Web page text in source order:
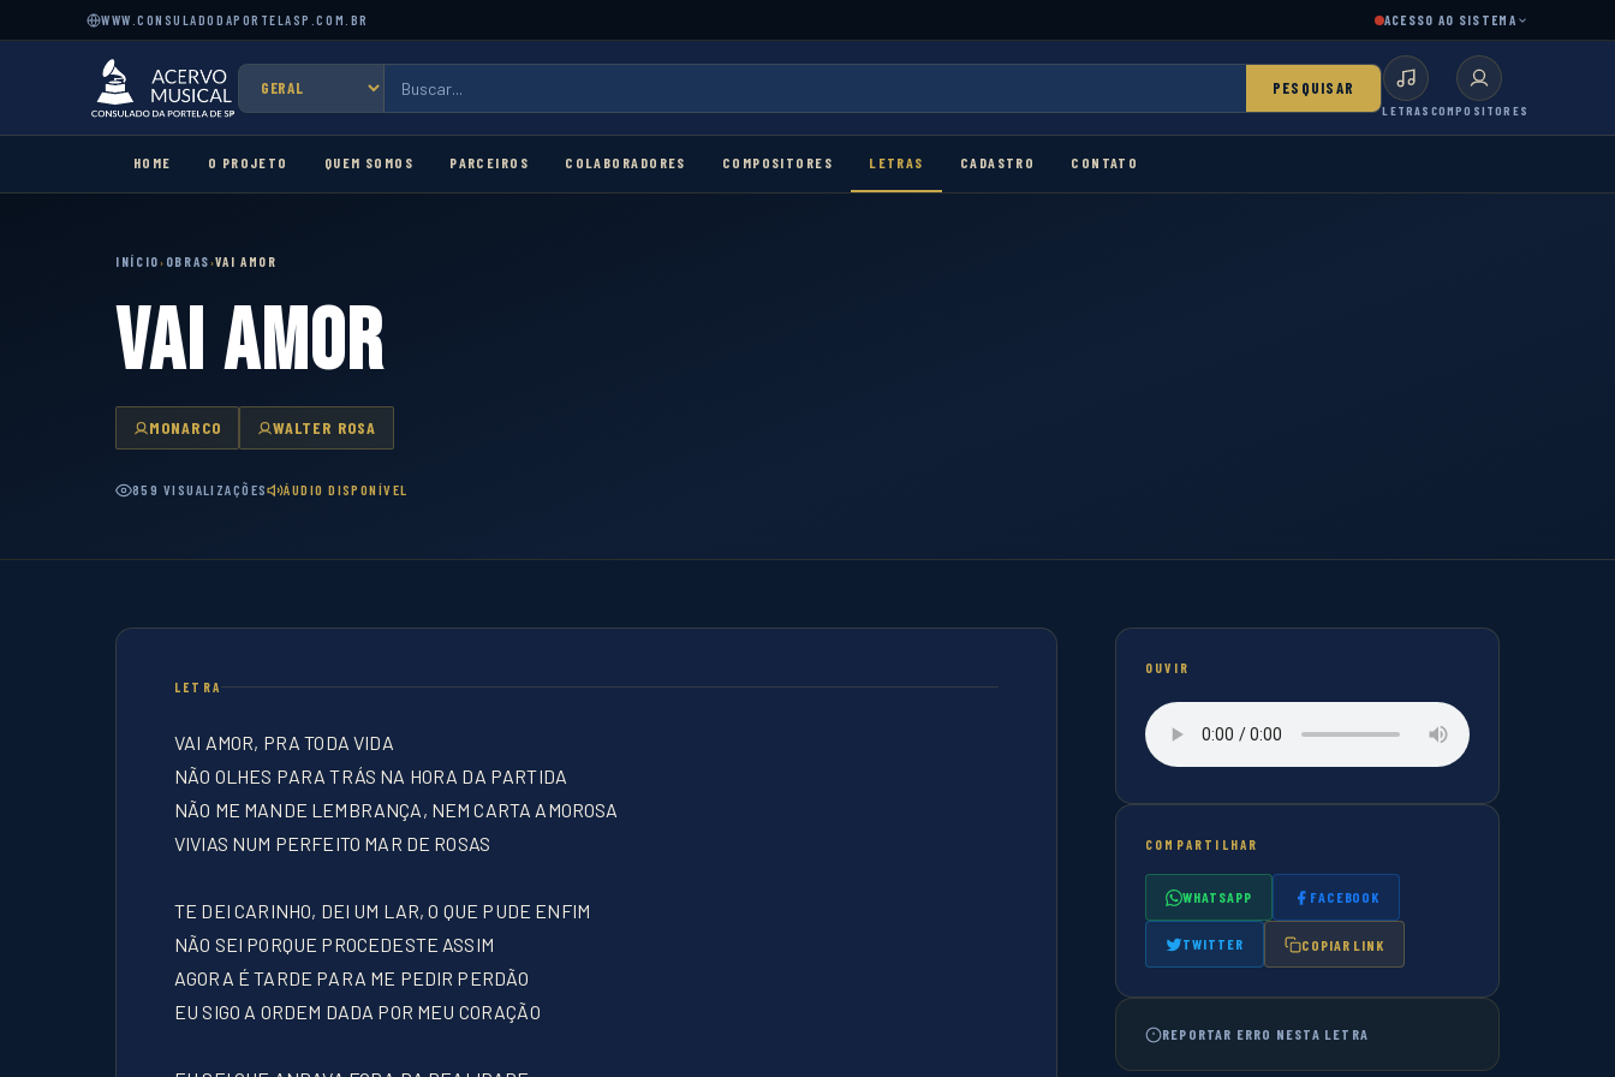
WWW.CONSULADODAPORTELASP.COM.BR ACESSO AO SISTEMA
PESQUISAR
LETRAS COMPOSITORES
HOME O PROJETO QUEM SOMOS PARCEIROS COLABORADORES COMPOSITORES LETRAS CADASTRO CONTATO
INÍCIO› OBRAS›VAI AMOR
VAI AMOR
MONARCO WALTER ROSA
859 VISUALIZAÇÕES ÁUDIO DISPONÍVEL
LETRA
VAI AMOR, PRA TODA VIDA
NÃO OLHES PARA TRÁS NA HORA DA PARTIDA
NÃO ME MANDE LEMBRANÇA, NEM CARTA AMOROSA
VIVIAS NUM PERFEITO MAR DE ROSAS
TE DEI CARINHO, DEI UM LAR, O QUE PUDE ENFIM
NÃO SEI PORQUE PROCEDESTE ASSIM
AGORA É TARDE PARA ME PEDIR PERDÃO
EU SIGO A ORDEM DADA POR MEU CORAÇÃO
OUVIR
COMPARTILHAR
WHATSAPP FACEBOOK
TWITTER COPIAR LINK
REPORTAR ERRO NESTA LETRA